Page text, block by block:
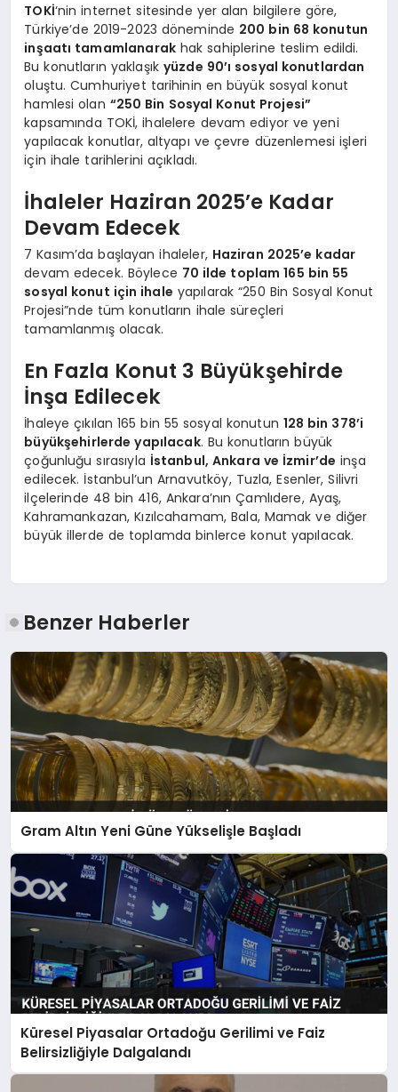
TOKİ‘nin internet sitesinde yer alan bilgilere göre,
Türkiye’de 2019-2023 döneminde 200 bin 68 konutun
inşaatı tamamlanarakhak sahiplerine teslim edildi.
Bu konutların yaklaşık yüzde 90’ı sosyal konutlardan
oluştu. Cumhuriyet tarihinin en büyük sosyal konut
hamlesi olan “250 Bin Sosyal Konut Projesi”
kapsamında TOKİ, ihalelere devam ediyor ve yeni
yapılacak konutlar, altyapı ve çevre düzenlemesi işleri
için ihale tarihlerini açıkladı.
İhaleler Haziran 2025’e Kadar
Devam Edecek
7 Kasım’da başlayan ihaleler, Haziran 2025’e kadar
devam edecek. Böylece 70 ilde toplam 165 bin 55
sosyal konut için ihale yapılarak “250 Bin Sosyal Konut
Projesi”nde tüm konutların ihale süreçleri
tamamlanmış olacak.
En Fazla Konut 3 Büyükşehirde
İnşa Edilecek
İhaleye çıkılan 165 bin 55 sosyal konutun 128 bin 378’i
büyükşehirlerde yapılacak. Bu konutların büyük
çoğunluğu sırasıyla İstanbul, Ankara ve İzmir’de inşa
edilecek. İstanbul’un Arnavutköy, Tuzla, Esenler, Silivri
ilçelerinde 48 bin 416, Ankara’nın Çamlıdere, Ayaş,
Kahramankazan, Kızılcahamam, Bala, Mamak ve diğer
büyük illerde de toplamda binlerce konut yapılacak.
Benzer Haberler
Gram Altın Yeni Güne Yükselişle Başladı
Küresel Piyasalar Ortadoğu Gerilimi ve Faiz
Belirsizliğiyle Dalgalandı